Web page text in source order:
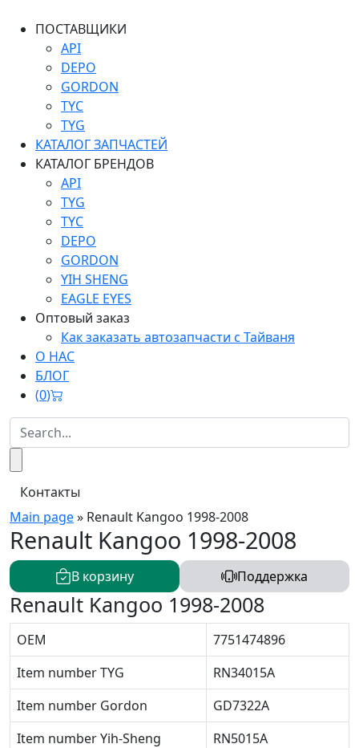
ПОСТАВЩИКИ
API
DEPO
GORDON
TYC
TYG
КАТАЛОГ ЗАПЧАСТЕЙ
КАТАЛОГ БРЕНДОВ
API
TYG
TYC
DEPO
GORDON
YIH SHENG
EAGLE EYES
Оптовый заказ
Как заказать автозапчасти с Тайваня
О НАС
БЛОГ
(0)
Контакты
Main page» Renault Kangoo 1998-2008
Renault Kangoo 1998-2008
В корзину Поддержка
Renault Kangoo 1998-2008
OEM
7751474896
Item number TYG
RN34015A
Item number Gordon
GD7322A
Item number Yih-Sheng
RN5015A